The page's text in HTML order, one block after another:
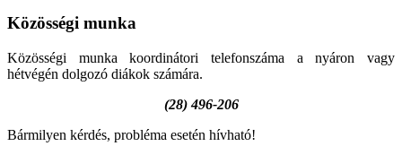
Közösségi munka
Közösségi munka koordinátori telefonszáma a nyáron vagy
hétvégén dolgozó diákok számára.
(28) 496-206
Bármilyen kérdés, probléma esetén hívható!